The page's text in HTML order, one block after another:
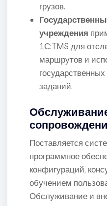
грузов.
учреждения
1С:TMS для
маршрутов и
заданий.
Поставляется
программное
конфигураций,
обучением
Обслуживание и